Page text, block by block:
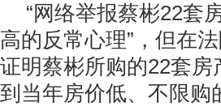
“网络举报蔡彬22套
高的反常心理”，但在
证明蔡彬所购的22套
到当年房价低、不限购